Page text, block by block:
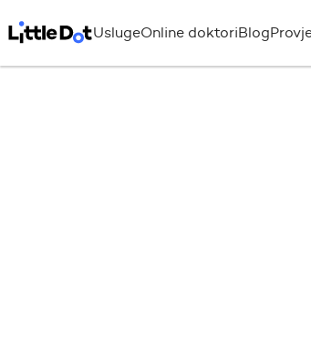
UslugeOnline doktoriBlog